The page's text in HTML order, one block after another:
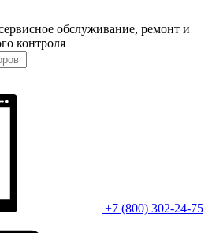
обслуживание, ремонт и
контроля
+7 (800) 302-24-75